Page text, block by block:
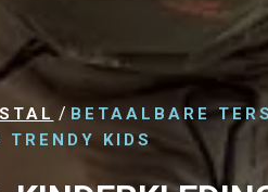
/ BETAALBARE
TRENDY KIDS